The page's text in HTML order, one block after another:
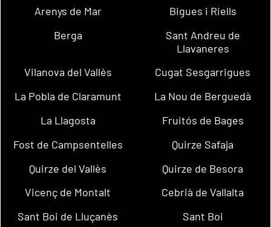
Arenys de Mar
Bigues i Riells
Berga
Sant Andreu de
Llavaneres
Vilanova del Vallès
Cugat Sesgarrigues
La Pobla de Claramunt
La Nou de Berguedà
La Llagosta
Fruitós de Bages
Fost de Campsentelles
Quirze Safaja
Quirze del Vallès
Quirze de Besora
Vicenç de Montalt
Cebrià de Vallalta
Sant Boi de Lluçanès
Sant Boi